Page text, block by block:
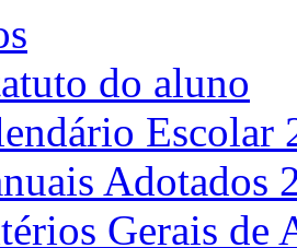
do aluno
Escolar
Adotados
Gerais de